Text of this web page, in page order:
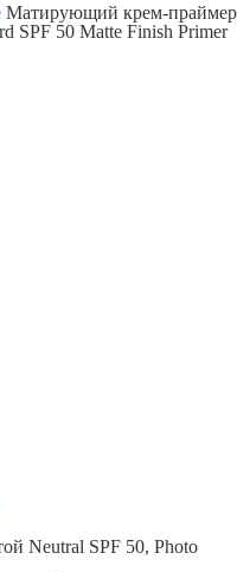
Матирующий крем-праймер
SPF 50 Matte Finish Primer
Neutral SPF 50, Photo